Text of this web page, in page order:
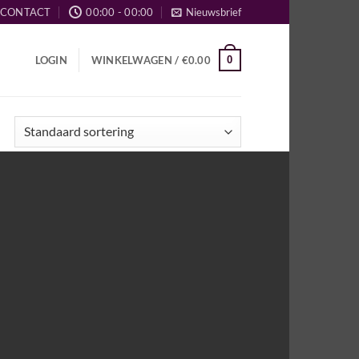
CONTACT 00:00 - 00:00 Nieuwsbrief
LOGIN WINKELWAGEN / €0.00 0